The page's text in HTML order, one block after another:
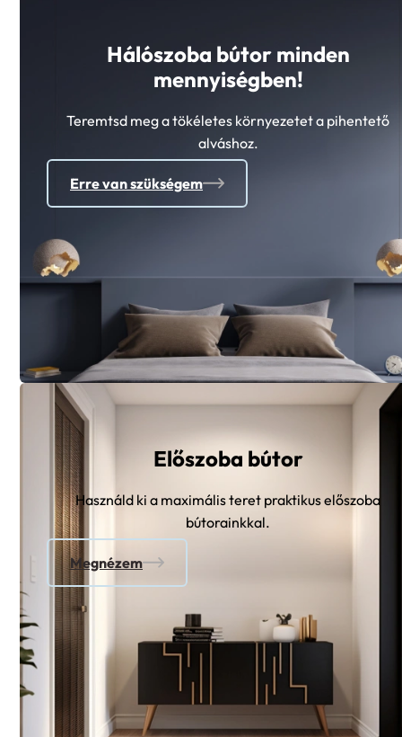
Hálószoba bútor minden
mennyiségben!
Teremtsd meg a tökéletes környezetet a pihentető
alváshoz.
Erre van szükségem
Előszoba bútor
Használd ki a maximális teret praktikus előszoba
bútorainkkal.
Megnézem